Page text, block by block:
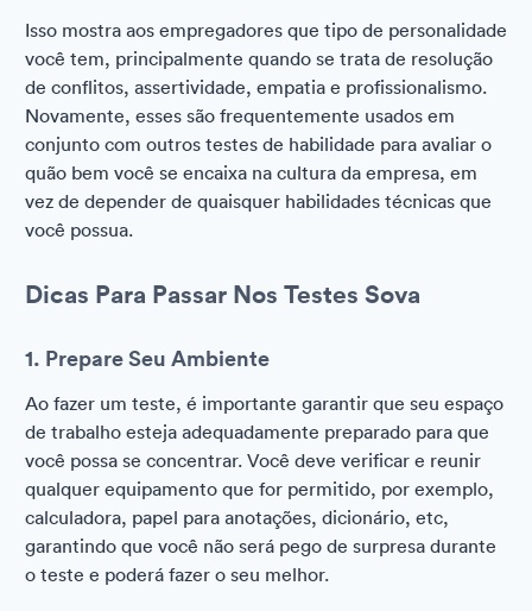
Isso mostra aos empregadores que tipo de personalidade
você tem, principalmente quando se trata de resolução
de conflitos, assertividade, empatia e profissionalismo.
Novamente, esses são frequentemente usados em
conjunto com outros testes de habilidade para avaliar o
quão bem você se encaixa na cultura da empresa, em
vez de depender de quaisquer habilidades técnicas que
você possua.
Dicas Para Passar Nos Testes Sova
1. Prepare Seu Ambiente
Ao fazer um teste, é importante garantir que seu espaço
de trabalho esteja adequadamente preparado para que
você possa se concentrar. Você deve verificar e reunir
qualquer equipamento que for permitido, por exemplo,
calculadora, papel para anotações, dicionário, etc,
garantindo que você não será pego de surpresa durante
o teste e poderá fazer o seu melhor.